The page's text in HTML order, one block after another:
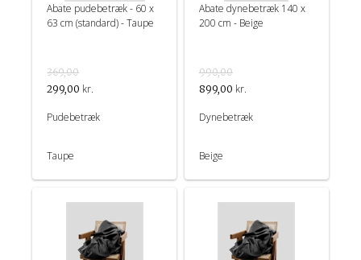
Abate pudebetræk - 60 x
63 cm (standard) - Taupe
369,00
299,00 kr.
Pudebetræk
Taupe
Abate dynebetræk 140 x
200 cm - Beige
990,00
899,00 kr.
Dynebetræk
Beige